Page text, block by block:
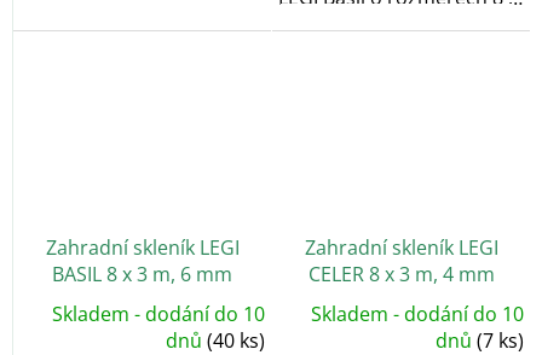
3 m a výšce 2,10...
Zahradní skleník LEGI
BASIL 8 x 3 m, 6 mm
Skladem - dodání do 10
dnů (40 ks)
Zahradní skleník LEGI
CELER 8 x 3 m, 4 mm
Skladem - dodání do 10
dnů (7 ks)